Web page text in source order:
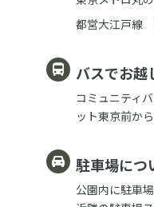
都営大江戸線
バスでお越
コミュニティ
ット東京前か
駐車場につ
公園内に駐車